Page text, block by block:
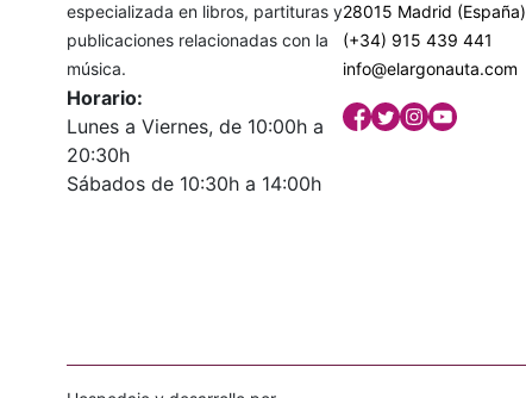
especializada en libros, partituras y
publicaciones relacionadas con la
música.
Horario:
Lunes a Viernes, de 10:00h a
20:30h
Sábados de 10:30h a 14:00h
28015 Madrid (España)
(+34) 915 439 441
info@elargonauta.com